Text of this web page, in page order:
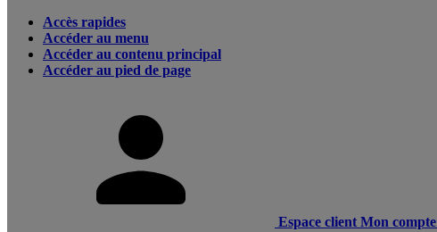
Accès rapides
Accéder au menu
Accéder au contenu principal
Accéder au pied de page
Espace client Mon compte